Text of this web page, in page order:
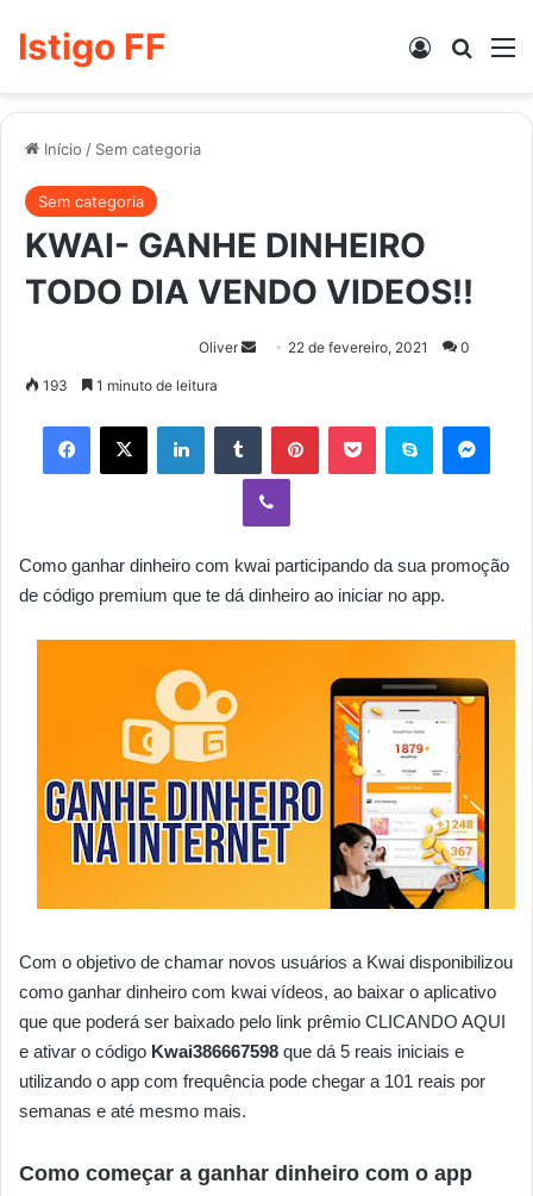
Istigo FF Entrar
Início / Sem categoria
Sem categoria
KWAI- GANHE DINHEIRO
TODO DIA VENDO VIDEOS!!
Oliver
Mande
mail
22 de fevereiro, 2021 0
193 1 minuto de leitura
Facebook
X LinkedinTumblr PinterestPocket Skype
Viber
Como ganhar dinheiro com kwai participando da sua promoção
de código premium que te dá dinheiro ao iniciar no app.
Com o objetivo de chamar novos usuários a Kwai disponibilizou
como ganhar dinheiro com kwai vídeos, ao baixar o aplicativo
que que poderá ser baixado pelo link prêmio CLICANDO AQUI
e ativar o código Kwai386667598 que dá 5 reais iniciais e
utilizando o app com frequência pode chegar a 101 reais por
semanas e até mesmo mais.
Como começar a ganhar dinheiro com o app